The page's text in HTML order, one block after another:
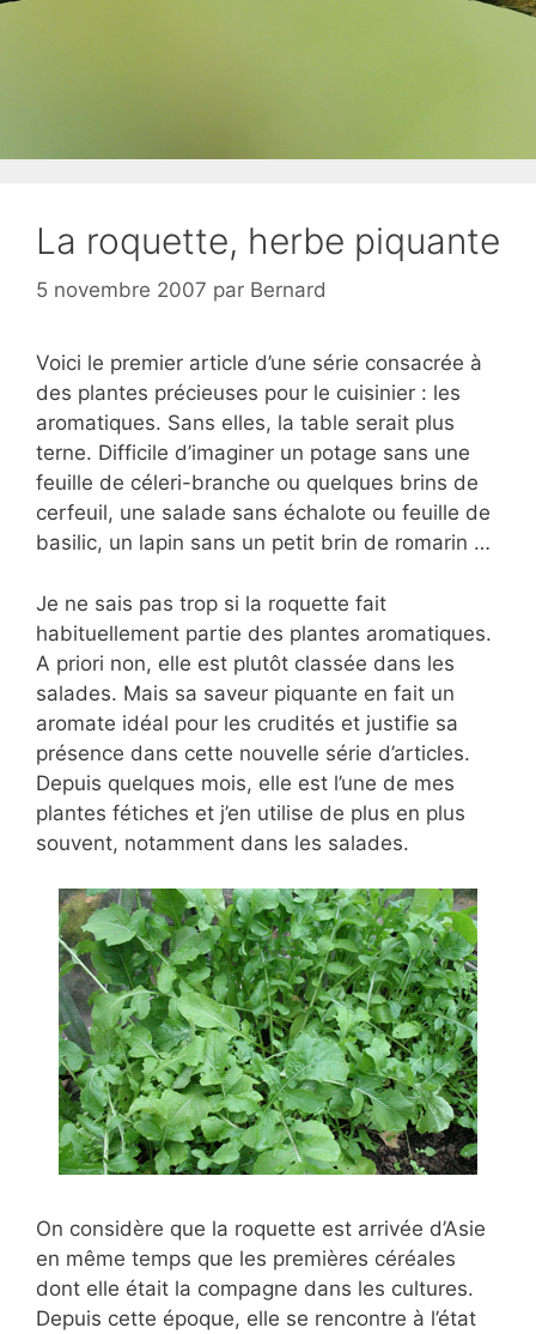
La roquette, herbe piquante
5 novembre 2007 par Bernard
Voici le premier article d’une série consacrée à
des plantes précieuses pour le cuisinier : les
aromatiques. Sans elles, la table serait plus
terne. Difficile d’imaginer un potage sans une
feuille de céleri-branche ou quelques brins de
cerfeuil, une salade sans échalote ou feuille de
basilic, un lapin sans un petit brin de romarin …
Je ne sais pas trop si la roquette fait
habituellement partie des plantes aromatiques.
A priori non, elle est plutôt classée dans les
salades. Mais sa saveur piquante en fait un
aromate idéal pour les crudités et justifie sa
présence dans cette nouvelle série d’articles.
Depuis quelques mois, elle est l’une de mes
plantes fétiches et j’en utilise de plus en plus
souvent, notamment dans les salades.
On considère que la roquette est arrivée d’Asie
en même temps que les premières céréales
dont elle était la compagne dans les cultures.
Depuis cette époque, elle se rencontre à l’état